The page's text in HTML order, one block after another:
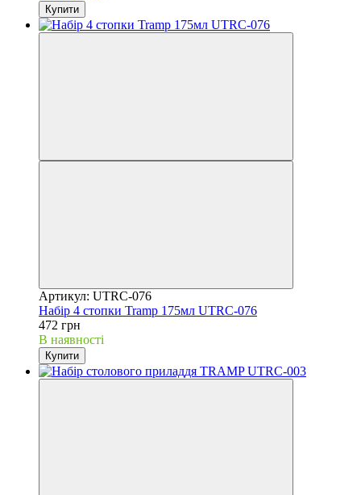
Купити
Артикул: UTRC-076
Набір 4 стопки Tramp 175мл UTRC-076
472 грн
В наявності
Купити